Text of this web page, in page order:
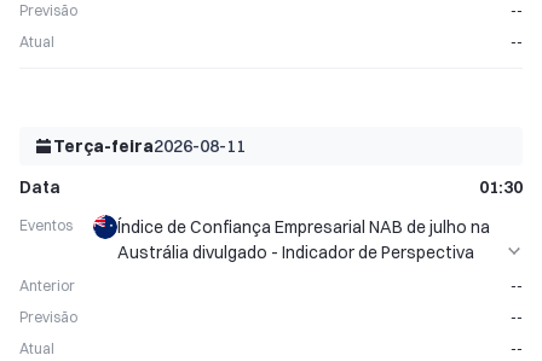
Previsão
--
Atual
--
Terça-feira2026-08-11
Data
01:30
Eventos
Índice de Confiança Empresarial NAB de julho na
Austrália divulgado - Indicador de Perspectiva
Anterior
--
Previsão
--
Atual
--